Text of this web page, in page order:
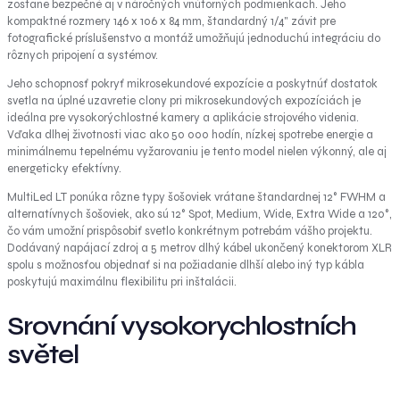
zostane bezpečné aj v náročných vnútorných podmienkach. Jeho
kompaktné rozmery 146 x 106 x 84 mm, štandardný 1/4" závit pre
fotografické príslušenstvo a montáž umožňujú jednoduchú integráciu do
rôznych pripojení a systémov.
Jeho schopnosť pokryť mikrosekundové expozície a poskytnúť dostatok
svetla na úplné uzavretie clony pri mikrosekundových expozíciách je
ideálna pre vysokorýchlostné kamery a aplikácie strojového videnia.
Vďaka dlhej životnosti viac ako 50 000 hodín, nízkej spotrebe energie a
minimálnemu tepelnému vyžarovaniu je tento model nielen výkonný, ale aj
energeticky efektívny.
MultiLed LT ponúka rôzne typy šošoviek vrátane štandardnej 12° FWHM a
alternatívnych šošoviek, ako sú 12° Spot, Medium, Wide, Extra Wide a 120°,
čo vám umožní prispôsobiť svetlo konkrétnym potrebám vášho projektu.
Dodávaný napájací zdroj a 5 metrov dlhý kábel ukončený konektorom XLR
spolu s možnosťou objednať si na požiadanie dlhší alebo iný typ kábla
poskytujú maximálnu flexibilitu pri inštalácii.
Srovnání vysokorychlostních
světel